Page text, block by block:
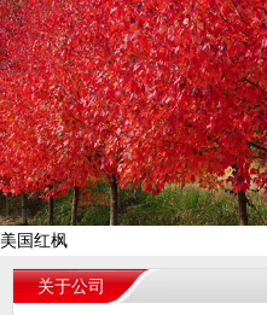
美国红枫
关于公司